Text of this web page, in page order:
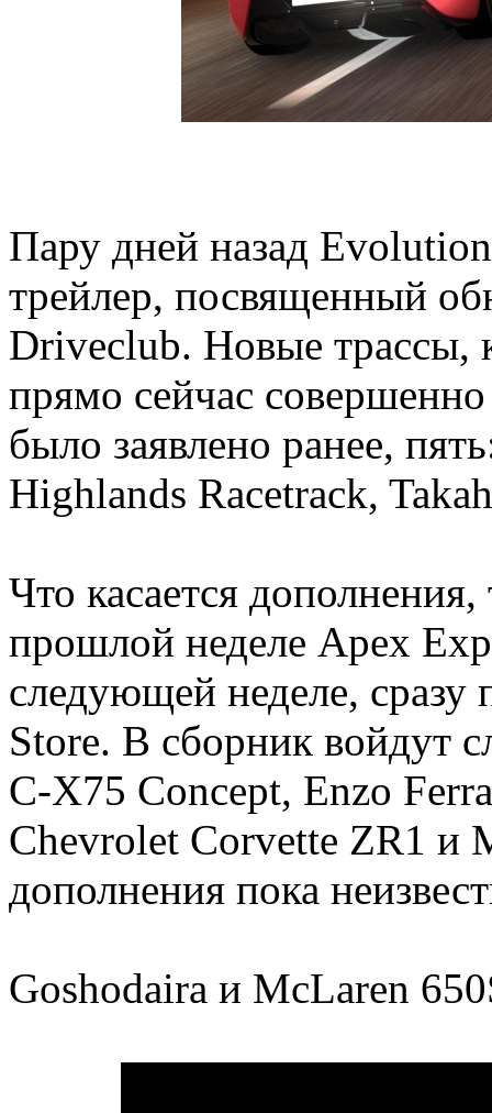
Пару дней назад
трейлер, посвященный
Driveclub. Новые трассы,
прямо сейчас
было заявлено ранее,
Highlands Racetrack,
Что касается
прошлой неделе Apex
следующей неделе, сразу
Store. В сборник войдут
C-X75 Concept, Enzo
Chevrolet Corvette ZR1 и
дополнения пока
Goshodaira и McLaren